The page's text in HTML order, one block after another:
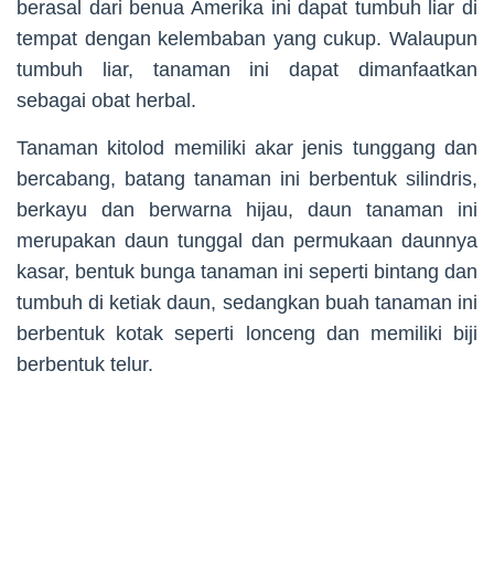
berasal dari benua Amerika ini dapat tumbuh liar di
tempat dengan kelembaban yang cukup. Walaupun
tumbuh liar, tanaman ini dapat dimanfaatkan
sebagai obat herbal.
Tanaman kitolod memiliki akar jenis tunggang dan
bercabang, batang tanaman ini berbentuk silindris,
berkayu dan berwarna hijau, daun tanaman ini
merupakan daun tunggal dan permukaan daunnya
kasar, bentuk bunga tanaman ini seperti bintang dan
tumbuh di ketiak daun, sedangkan buah tanaman ini
berbentuk kotak seperti lonceng dan memiliki biji
berbentuk telur.